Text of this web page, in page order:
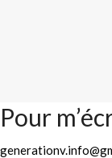
Pour